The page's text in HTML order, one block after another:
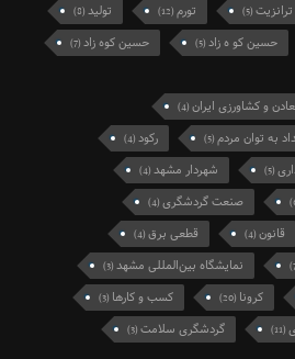
ترانزیت(5) تورم(12) تولید(8)
حسین کو ه زاد(5) حسین کوه زاد(7)
و کشاورزی ایران(4)
به توان مردم(5) رکود(4)
(5) شهردار مشهد(4)
صنعت گردشگری(4)
قانون(4) قطعی برق(4)
نمایشگاه بین‌المللی مشهد(3)
کرونا (20) کسب و کارها (3)
(11) گردشگری سلامت(3)